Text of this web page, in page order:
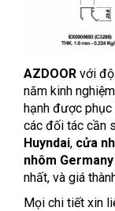
AZDOOR với
năm kinh
hạnh được phục
các đối tác cần
Huyndai, cửa
nhôm Germany
nhất, và giá
Mọi chi tiết xin